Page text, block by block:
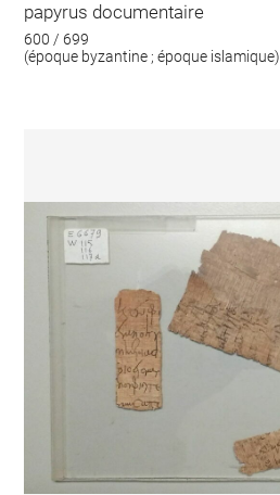
papyrus documentaire
600 / 699
(époque byzantine ; époque islamique)